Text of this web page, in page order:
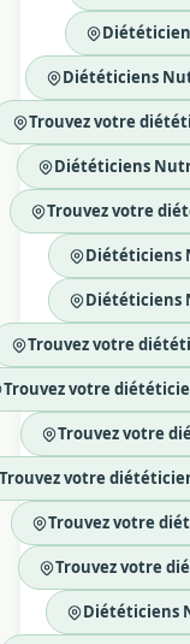
Diététiciens
Trouvez votre
Diététiciens
Trouvez votre
Diététiciens
Diététiciens
Trouvez votre
Trouvez votre
Trouvez votre
votre
Trouvez votre
Trouvez votre
Diététiciens